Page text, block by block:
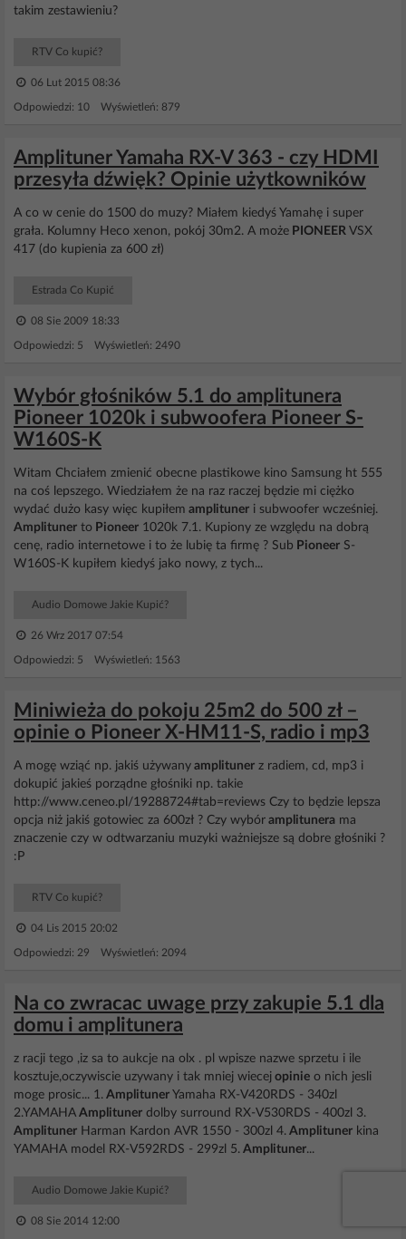
takim zestawieniu?
RTV Co kupić?
06 Lut 2015 08:36
Odpowiedzi: 10 Wyświetleń: 879
Amplituner Yamaha RX-V 363 - czy HDMI
przesyła dźwięk? Opinie użytkowników
A co w cenie do 1500 do muzy? Miałem kiedyś Yamahę i super
grała. Kolumny Heco xenon, pokój 30m2. A może PIONEER VSX
417 (do kupienia za 600 zł)
Estrada Co Kupić
08 Sie 2009 18:33
Odpowiedzi: 5 Wyświetleń: 2490
Wybór głośników 5.1 do amplitunera
Pioneer 1020k i subwoofera Pioneer S-
W160S-K
Witam Chciałem zmienić obecne plastikowe kino Samsung ht 555
na coś lepszego. Wiedziałem że na raz raczej będzie mi ciężko
wydać dużo kasy więc kupiłem amplituner i subwoofer wcześniej.
Amplituner to Pioneer 1020k 7.1. Kupiony ze względu na dobrą
cenę, radio internetowe i to że lubię ta firmę ? Sub Pioneer S-
W160S-K kupiłem kiedyś jako nowy, z tych...
Audio Domowe Jakie Kupić?
26 Wrz 2017 07:54
Odpowiedzi: 5 Wyświetleń: 1563
Miniwieża do pokoju 25m2 do 500 zł –
opinie o Pioneer X-HM11-S, radio i mp3
A mogę wziąć np. jakiś używany amplituner z radiem, cd, mp3 i
dokupić jakieś porządne głośniki np. takie
http://www.ceneo.pl/19288724#tab=reviews Czy to będzie lepsza
opcja niż jakiś gotowiec za 600zł ? Czy wybór amplitunera ma
znaczenie czy w odtwarzaniu muzyki ważniejsze są dobre głośniki ?
:P
RTV Co kupić?
04 Lis 2015 20:02
Odpowiedzi: 29 Wyświetleń: 2094
Na co zwracac uwage przy zakupie 5.1 dla
domu i amplitunera
z racji tego ,iz sa to aukcje na olx . pl wpisze nazwe sprzetu i ile
kosztuje,oczywiscie uzywany i tak mniej wiecej opinie o nich jesli
moge prosic... 1. Amplituner Yamaha RX-V420RDS - 340zl
2.YAMAHA Amplituner dolby surround RX-V530RDS - 400zl 3.
Amplituner Harman Kardon AVR 1550 - 300zl 4. Amplituner kina
YAMAHA model RX-V592RDS - 299zl 5. Amplituner...
Audio Domowe Jakie Kupić?
08 Sie 2014 12:00